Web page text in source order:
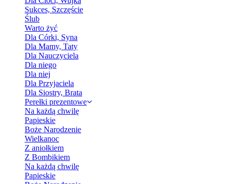
Sukces, Szczęście
Ślub
Warto żyć
Dla Córki, Syna
Dla Mamy, Taty
Dla Nauczyciela
Dla niego
Dla niej
Dla Przyjaciela
Dla Siostry, Brata
Perełki prezentowe
Na każdą chwilę
Papieskie
Boże Narodzenie
Wielkanoc
Z aniołkiem
Z Bombikiem
Na każdą chwilę
Papieskie